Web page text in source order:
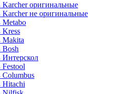
оригинальные
не оригинальные
Metabo
Makita
Bosh
Hitachi